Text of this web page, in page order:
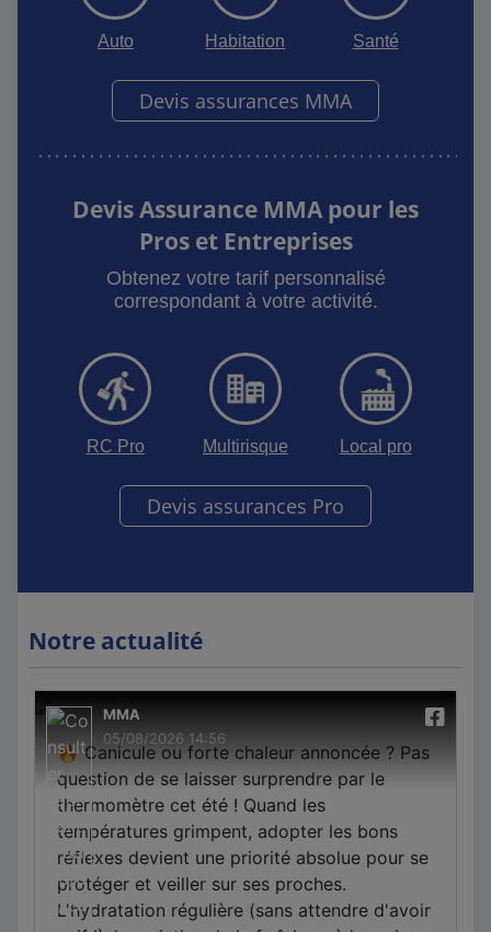
Auto Habitation Santé
Devis assurances MMA
Devis Assurance MMA pour les
Pros et Entreprises
Obtenez votre tarif personnalisé
correspondant à votre activité.
RC Pro Multirisque Local pro
Devis assurances Pro
Notre actualité